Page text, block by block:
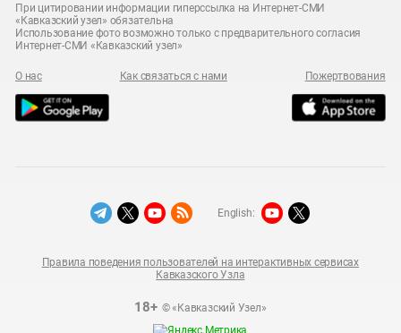
При цитировании информации гиперссылка на Интернет-СМИ
«Кавказский узел» обязательна
Использование фото возможно только с предварительного согласия
Интернет-СМИ «Кавказский узел»
О нас Как связаться с нами Пожертвования
18+© «Кавказский Узел»
Правила поведения пользователей на интерактивных сервисах
Кавказского Узла
English: